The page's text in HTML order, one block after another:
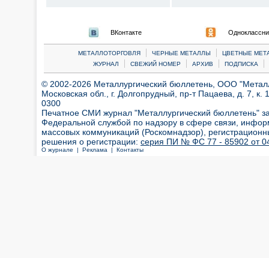
ВКонтакте
МЕТАЛЛОТОРГОВЛЯ | ЧЕРНЫЕ МЕТАЛЛЫ |
ЦВЕТНЫЕ
ЖУРНАЛ
| СВЕЖИЙ НОМЕР | АРХИВ | ПОДПИСКА |
© 2002-2026 Металлургический бюллетень, ООО
Московская обл., г. Долгопрудный, пр-т Пацаева, д. 7,
0300
Печатное СМИ журнал "Металлургический бюллетень"
Федеральной службой по надзору в сфере связи,
массовых коммуникаций (Роскомнадзор),
решения о регистрации: серия ПИ № ФС 77 - 85902 от 04
О журнале | Реклама | Контакты